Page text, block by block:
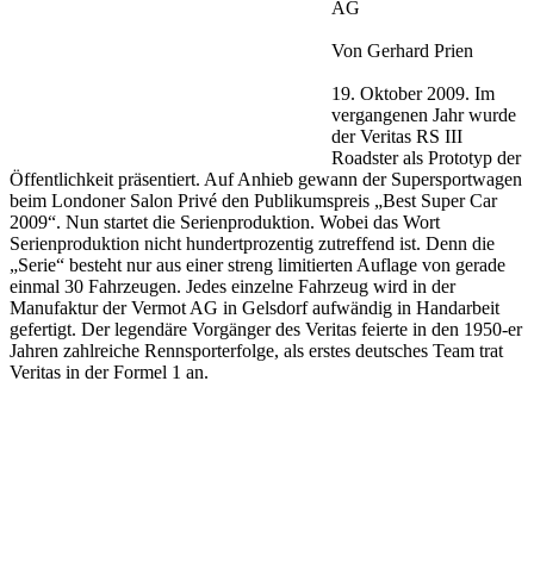
AG
Von Gerhard Prien
19. Oktober 2009. Im
vergangenen Jahr wurde
der Veritas RS III
Roadster als Prototyp der
Öffentlichkeit präsentiert. Auf Anhieb gewann der Supersportwagen
beim Londoner Salon Privé den Publikumspreis „Best Super Car
2009“. Nun startet die Serienproduktion. Wobei das Wort
Serienproduktion nicht hundertprozentig zutreffend ist. Denn die
„Serie“ besteht nur aus einer streng limitierten Auflage von gerade
einmal 30 Fahrzeugen. Jedes einzelne Fahrzeug wird in der
Manufaktur der Vermot AG in Gelsdorf aufwändig in Handarbeit
gefertigt. Der legendäre Vorgänger des Veritas feierte in den 1950-er
Jahren zahlreiche Rennsporterfolge, als erstes deutsches Team trat
Veritas in der Formel 1 an.